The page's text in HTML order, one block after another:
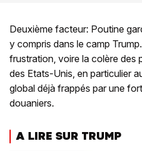
Deuxième facteur: Poutine
y compris dans le camp
frustration, voire la colère des
des Etats-Unis, en particulier
global déjà frappés par une
douaniers.
A LIRE SUR TRUMP